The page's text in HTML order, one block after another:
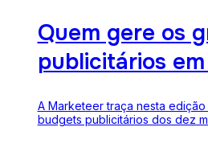
Quem gere os
publicitários
A Marketeer traça nesta
budgets publicitários dos dez